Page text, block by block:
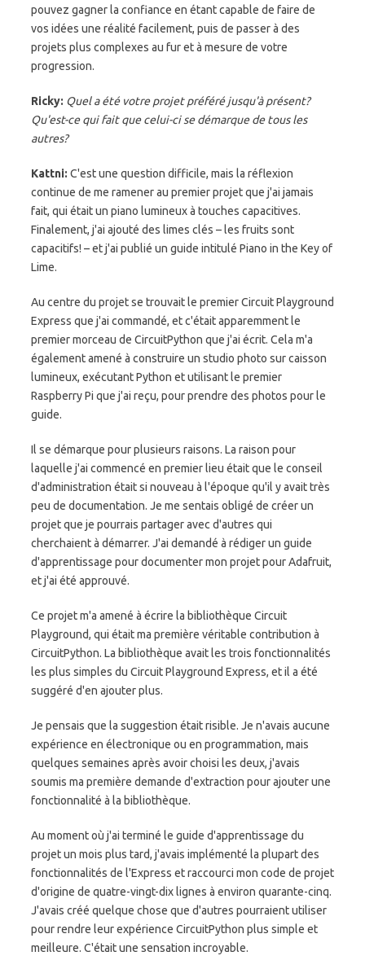
pouvez gagner la confiance en étant capable de faire de
vos idées une réalité facilement, puis de passer à des
projets plus complexes au fur et à mesure de votre
progression.
Ricky: Quel a été votre projet préféré jusqu'à présent?
Qu'est-ce qui fait que celui-ci se démarque de tous les
autres?
Kattni: C'est une question difficile, mais la réflexion
continue de me ramener au premier projet que j'ai jamais
fait, qui était un piano lumineux à touches capacitives.
Finalement, j'ai ajouté des limes clés – les fruits sont
capacitifs! – et j'ai publié un guide intitulé Piano in the Key of
Lime.
Au centre du projet se trouvait le premier Circuit Playground
Express que j'ai commandé, et c'était apparemment le
premier morceau de CircuitPython que j'ai écrit. Cela m'a
également amené à construire un studio photo sur caisson
lumineux, exécutant Python et utilisant le premier
Raspberry Pi que j'ai reçu, pour prendre des photos pour le
guide.
Il se démarque pour plusieurs raisons. La raison pour
laquelle j'ai commencé en premier lieu était que le conseil
d'administration était si nouveau à l'époque qu'il y avait très
peu de documentation. Je me sentais obligé de créer un
projet que je pourrais partager avec d'autres qui
cherchaient à démarrer. J'ai demandé à rédiger un guide
d'apprentissage pour documenter mon projet pour Adafruit,
et j'ai été approuvé.
Ce projet m'a amené à écrire la bibliothèque Circuit
Playground, qui était ma première véritable contribution à
CircuitPython. La bibliothèque avait les trois fonctionnalités
les plus simples du Circuit Playground Express, et il a été
suggéré d'en ajouter plus.
Je pensais que la suggestion était risible. Je n'avais aucune
expérience en électronique ou en programmation, mais
quelques semaines après avoir choisi les deux, j'avais
soumis ma première demande d'extraction pour ajouter une
fonctionnalité à la bibliothèque.
Au moment où j'ai terminé le guide d'apprentissage du
projet un mois plus tard, j'avais implémenté la plupart des
fonctionnalités de l'Express et raccourci mon code de projet
d'origine de quatre-vingt-dix lignes à environ quarante-cinq.
J'avais créé quelque chose que d'autres pourraient utiliser
pour rendre leur expérience CircuitPython plus simple et
meilleure. C'était une sensation incroyable.